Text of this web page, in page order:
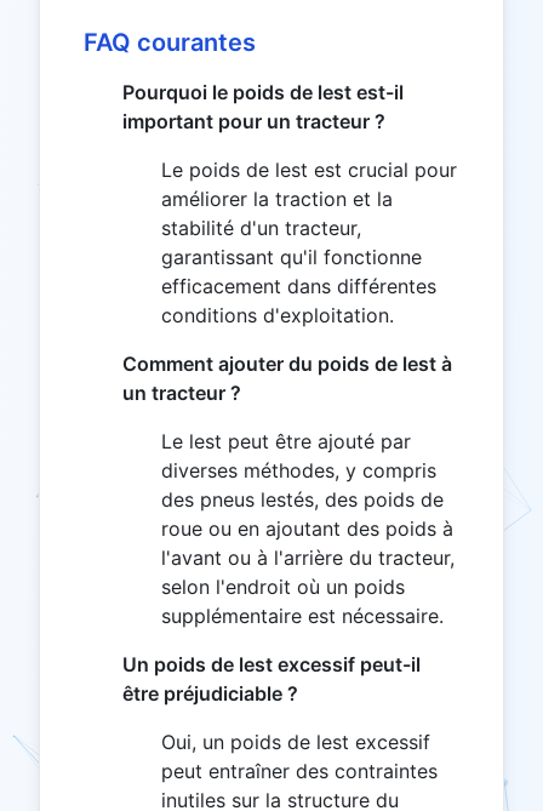
FAQ courantes
Pourquoi le poids de lest est-il
important pour un tracteur ?
Le poids de lest est crucial pour
améliorer la traction et la
stabilité d'un tracteur,
garantissant qu'il fonctionne
efficacement dans différentes
conditions d'exploitation.
Comment ajouter du poids de lest à
un tracteur ?
Le lest peut être ajouté par
diverses méthodes, y compris
des pneus lestés, des poids de
roue ou en ajoutant des poids à
l'avant ou à l'arrière du tracteur,
selon l'endroit où un poids
supplémentaire est nécessaire.
Un poids de lest excessif peut-il
être préjudiciable ?
Oui, un poids de lest excessif
peut entraîner des contraintes
inutiles sur la structure du